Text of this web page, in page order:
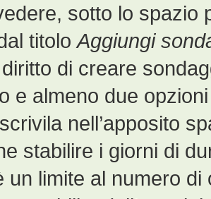
sotto lo spazio
titolo Aggiungi
di creare
e almeno due
nell’apposito
stabilire i giorni di
un limite al numero